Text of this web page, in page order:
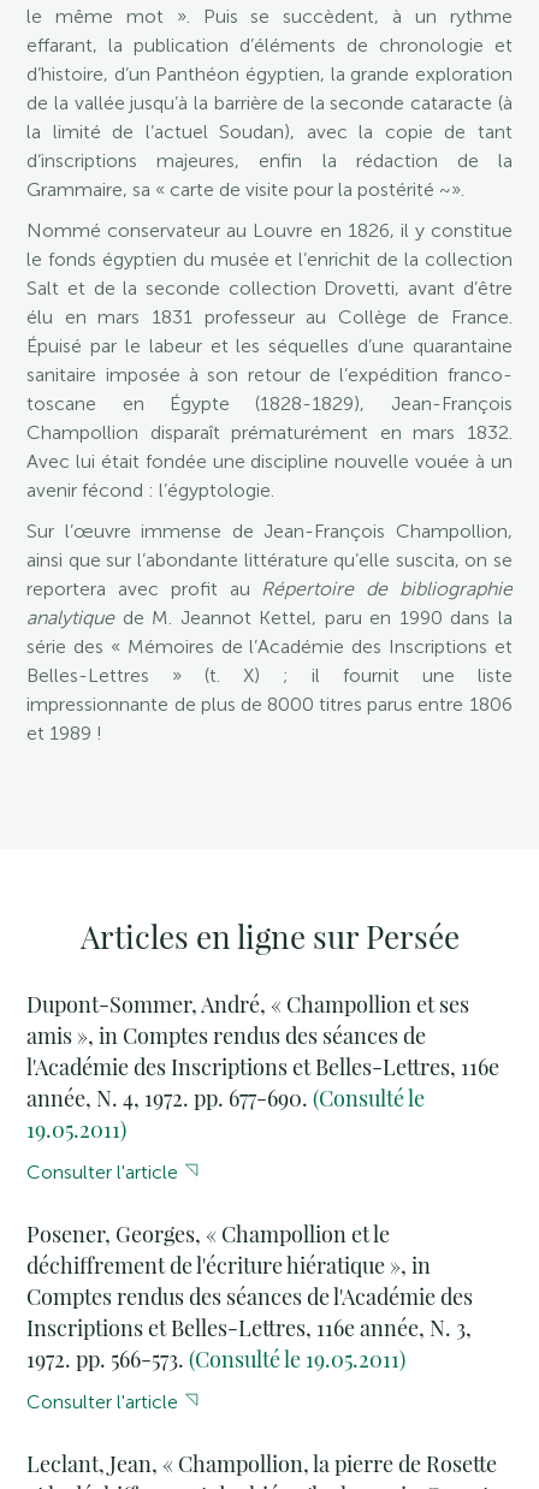
le même mot ». Puis se succèdent, à un rythme
effarant, la publication d’éléments de chronologie et
d’histoire, d’un Panthéon égyptien, la grande exploration
de la vallée jusqu’à la barrière de la seconde cataracte (à
la limité de l’actuel Soudan), avec la copie de tant
d’inscriptions majeures, enfin la rédaction de la
Grammaire, sa « carte de visite pour la postérité ~».
Nommé conservateur au Louvre en 1826, il y constitue
le fonds égyptien du musée et l’enrichit de la collection
Salt et de la seconde collection Drovetti, avant d’être
élu en mars 1831 professeur au Collège de France.
Épuisé par le labeur et les séquelles d’une quarantaine
sanitaire imposée à son retour de l’expédition franco-
toscane en Égypte (1828-1829), Jean-François
Champollion disparaît prématurément en mars 1832.
Avec lui était fondée une discipline nouvelle vouée à un
avenir fécond : l’égyptologie.
Sur l’œuvre immense de Jean-François Champollion,
ainsi que sur l’abondante littérature qu’elle suscita, on se
reportera avec profit au Répertoire de bibliographie
analytiquede M. Jeannot Kettel, paru en 1990 dans la
série des « Mémoires de l’Académie des Inscriptions et
Belles-Lettres » (t. X) ; il fournit une liste
impressionnante de plus de 8000 titres parus entre 1806
et 1989 !
Articles en ligne sur Persée
Dupont-Sommer, André, « Champollion et ses
amis », in Comptes rendus des séances de
l'Académie des Inscriptions et Belles-Lettres, 116e
année, N. 4, 1972. pp. 677-690.(Consulté le
19.05.2011)
Consulter l'article
Posener, Georges, « Champollion et le
déchiffrement de l'écriture hiératique », in
Comptes rendus des séances de l'Académie des
Inscriptions et Belles-Lettres, 116e année, N. 3,
1972. pp. 566-573.(Consulté le 19.05.2011)
Consulter l'article
Leclant, Jean, « Champollion, la pierre de Rosette